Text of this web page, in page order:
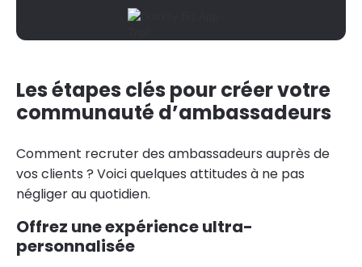
Les étapes clés pour créer votre
communauté d’ambassadeurs
Comment recruter des ambassadeurs auprès de
vos clients ? Voici quelques attitudes à ne pas
négliger au quotidien.
Offrez une expérience ultra-
personnalisée